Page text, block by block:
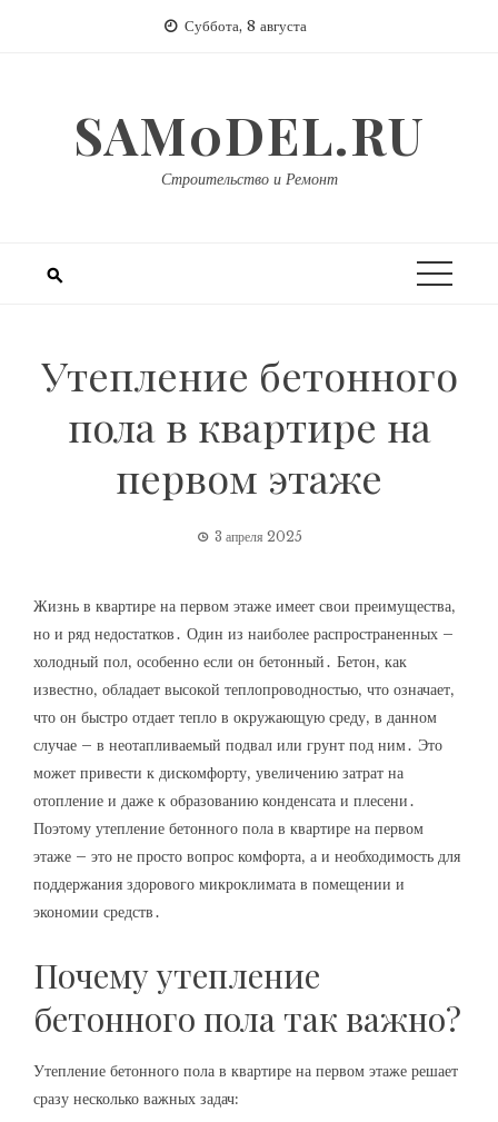
Суббота, 8 августа
SAM0DEL.RU
Строительство и Ремонт
Утепление бетонного
пола в квартире на
первом этаже
3 апреля 2025
Жизнь в квартире на первом этаже имеет свои преимущества‚
но и ряд недостатков․ Один из наиболее распространенных –
холодный пол‚ особенно если он бетонный․ Бетон‚ как
известно‚ обладает высокой теплопроводностью‚ что означает‚
что он быстро отдает тепло в окружающую среду‚ в данном
случае – в неотапливаемый подвал или грунт под ним․ Это
может привести к дискомфорту‚ увеличению затрат на
отопление и даже к образованию конденсата и плесени․
Поэтому утепление бетонного пола в квартире на первом
этаже – это не просто вопрос комфорта‚ а и необходимость для
поддержания здорового микроклимата в помещении и
экономии средств․
Почему утепление
бетонного пола так важно?
Утепление бетонного пола в квартире на первом этаже решает
сразу несколько важных задач: